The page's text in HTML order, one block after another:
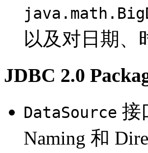
以及对日期、
JDBC 2.0
DataSource 接
Naming 和